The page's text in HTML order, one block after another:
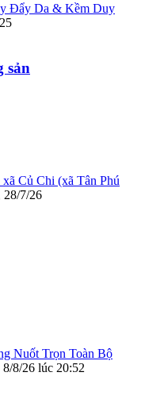
Đẩy Da & Kềm Duy
sản
Củ Chi (xã Tân Phú
28/7/26
Nuốt Trọn Toàn Bộ
8/8/26 lúc 20:52